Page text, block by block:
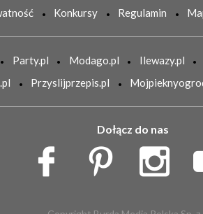
Konkursy Regulamin
Party.pl Modago.pl Ilewazy.pl
Przyslijprzepis.pl
Dołącz do nas